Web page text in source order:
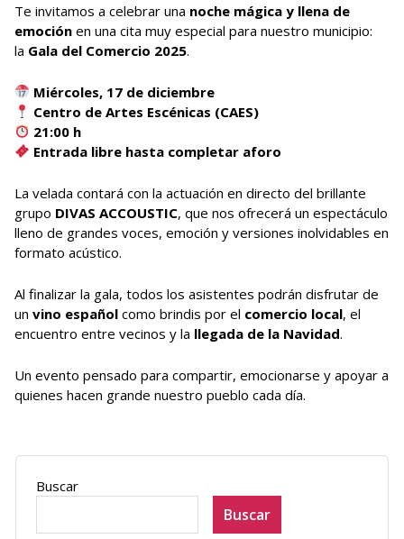
Te invitamos a celebrar una noche mágica y llena de
emoción en una cita muy especial para nuestro municipio:
la Gala del Comercio 2025.
Miércoles, 17 de diciembre
Centro de Artes Escénicas (CAES)
21:00 h
Entrada libre hasta completar aforo
La velada contará con la actuación en directo del brillante
grupo DIVAS ACCOUSTIC, que nos ofrecerá un espectáculo
lleno de grandes voces, emoción y versiones inolvidables en
formato acústico.
Al finalizar la gala, todos los asistentes podrán disfrutar de
un vino español como brindis por el comercio local, el
encuentro entre vecinos y la llegada de la Navidad.
Un evento pensado para compartir, emocionarse y apoyar a
quienes hacen grande nuestro pueblo cada día.
Buscar
Buscar